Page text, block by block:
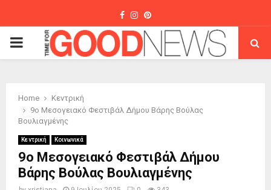
Facebook
Instagram
Pinterest
PRIMARY
Home
Κεντρική
9ο Μεσογειακό Φεστιβάλ Δήμου Βάρης Βούλας
Βουλιαγμένης
Κεντρική Κοινωνικά
9ο Μεσογειακό Φεστιβάλ Δήμου
Βάρης Βούλας Βουλιαγμένης